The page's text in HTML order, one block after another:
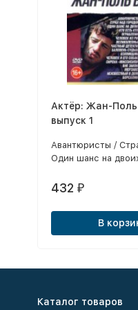
Актёр: Жан-
выпуск 1
Авантюристы /
Один шанс на
Великолепный /
Человек и его
«Миссисипи» / Вне
Мерзавец /
432 ₽
В
Каталог товаров